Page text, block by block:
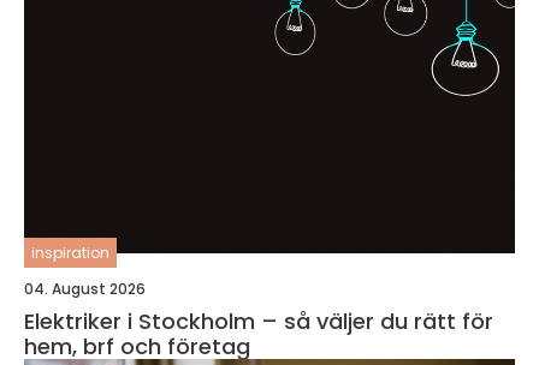
inspiration
04. August 2026
Elektriker i Stockholm – så väljer du rätt för
hem, brf och företag